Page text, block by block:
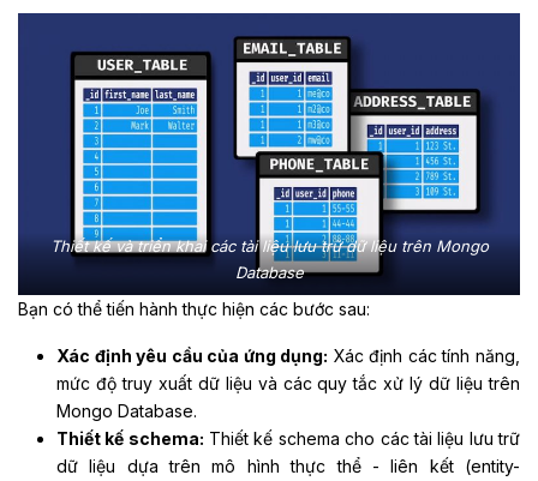
Thiết kế và triển khai các tài liệu lưu trữ dữ liệu trên Mongo
Database
Bạn có thể tiến hành thực hiện các bước sau:
Xác định yêu cầu của ứng dụng: Xác định các tính năng,
mức độ truy xuất dữ liệu và các quy tắc xử lý dữ liệu trên
Mongo Database.
Thiết kế schema: Thiết kế schema cho các tài liệu lưu trữ
dữ liệu dựa trên mô hình thực thể - liên kết (entity-